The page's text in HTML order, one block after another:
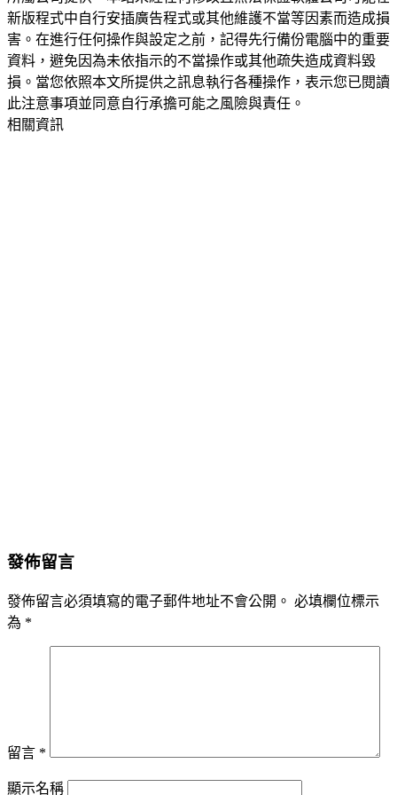
新版程式中自行安插廣告程式或其他維護不當等因素而造成損
害。在進行任何操作與設定之前，記得先行備份電腦中的重要
資料，避免因為未依指示的不當操作或其他疏失造成資料毀
損。當您依照本文所提供之訊息執行各種操作，表示您已閱讀
此注意事項並同意自行承擔可能之風險與責任。
相關資訊
發佈留言
發佈留言必須填寫的電子郵件地址不會公開。 必填欄位標示
為 *
留言 *
顯示名稱